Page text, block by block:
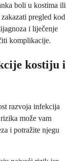
boli u kostima ili
pregled kod
i liječenje
komplikacije.
kostiju i
razvoja infekcija
može vam
i potražite njegu